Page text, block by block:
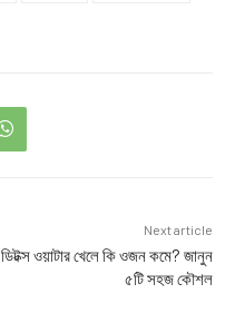
Next article
ডিটক্স ওয়াটার খেলে কি ওজন কমে? জানুন
৫টি সহজ কৌশল